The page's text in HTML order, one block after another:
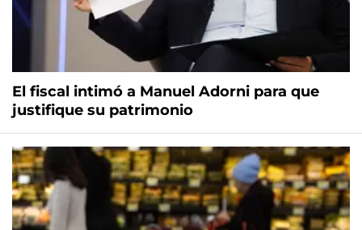
El fiscal intimó a Manuel Adorni para que
justifique su patrimonio